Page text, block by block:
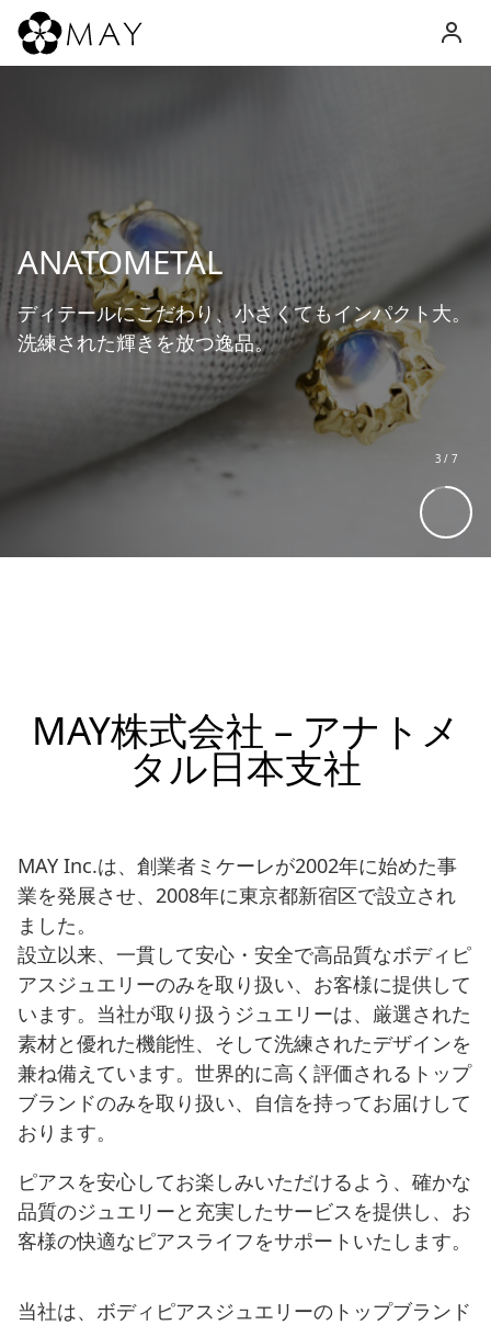
MAY
ANATOMETAL
ディテールにこだわり、小さくてもインパクト大。
洗練された輝きを放つ逸品。
3 / 7
MAY株式会社 – アナトメ
タル日本支社
MAY Inc.は、創業者ミケーレが2002年に始めた事
業を発展させ、2008年に東京都新宿区で設立され
ました。
設立以来、一貫して安心・安全で高品質なボディピ
アスジュエリーのみを取り扱い、お客様に提供して
います。当社が取り扱うジュエリーは、厳選された
素材と優れた機能性、そして洗練されたデザインを
兼ね備えています。世界的に高く評価されるトップ
ブランドのみを取り扱い、自信を持ってお届けして
おります。
ピアスを安心してお楽しみいただけるよう、確かな
品質のジュエリーと充実したサービスを提供し、お
客様の快適なピアスライフをサポートいたします。
当社は、ボディピアスジュエリーのトップブランド